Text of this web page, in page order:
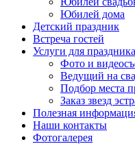
Юбилей дома
Детский праздник
Встреча гостей
Услуги для праздника
Фото и
Ведущий на
Подбор места
Заказ звезд
Полезная
Наши контакты
Фотогалерея